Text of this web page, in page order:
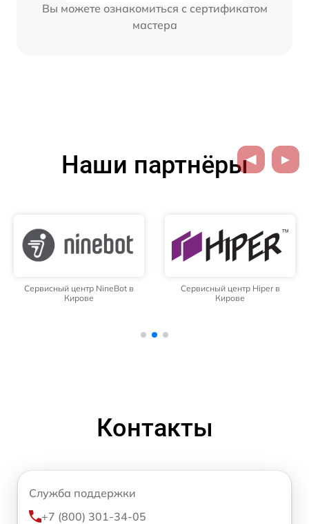
Вы можете ознакомиться с сертификатом
мастера
Наши партнёры
Сервисный центр NineBot в
Кирове
Сервисный центр Hiper в
Кирове
Контакты
Служба поддержки
+7 (800) 301-34-05